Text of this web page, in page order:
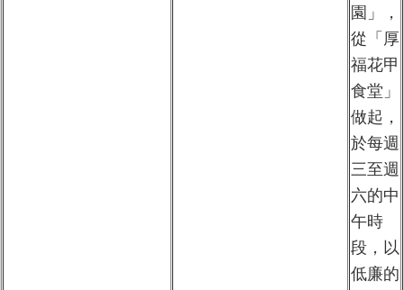
園」，
從「厚
福花甲
食堂」
做起，
於每週
三至週
六的中
午時
段，以
低廉的